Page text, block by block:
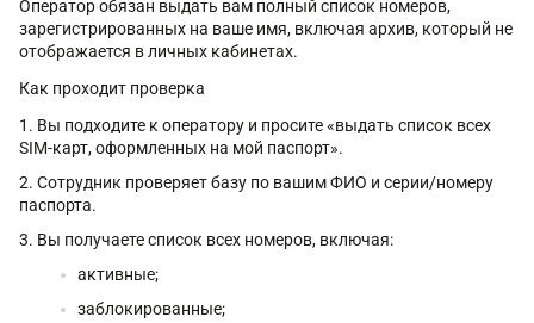
Оператор обязан выдать вам полный список номеров,
зарегистрированных на ваше имя, включая архив, который не
отображается в личных кабинетах.
Как проходит проверка
Вы подходите к оператору и просите «выдать список всех
SIM-карт, оформленных на мой паспорт».
Сотрудник проверяет базу по вашим ФИО и серии/номеру
паспорта.
Вы получаете список всех номеров, включая:
активные;
заблокированные;